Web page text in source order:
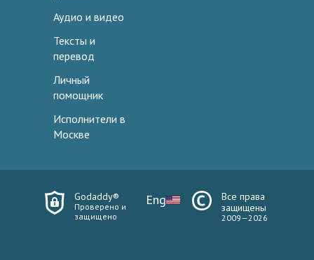
Аудио и видео
Тексты и
перевод
Личный
помощник
Исполнители в
Москве
Godaddy®
Проверено и
защищено
Eng
Все права
защищены
2009—2026